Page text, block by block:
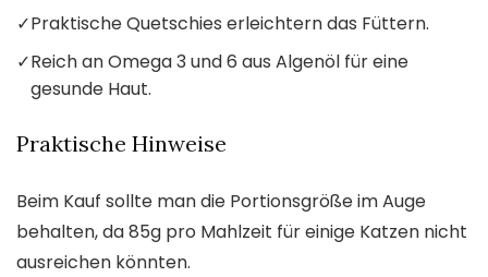
✓Praktische Quetschies erleichtern das Füttern.
✓Reich an Omega 3 und 6 aus Algenöl für eine
gesunde Haut.
Praktische Hinweise
Beim Kauf sollte man die Portionsgröße im Auge
behalten, da 85g pro Mahlzeit für einige Katzen nicht
ausreichen könnten.